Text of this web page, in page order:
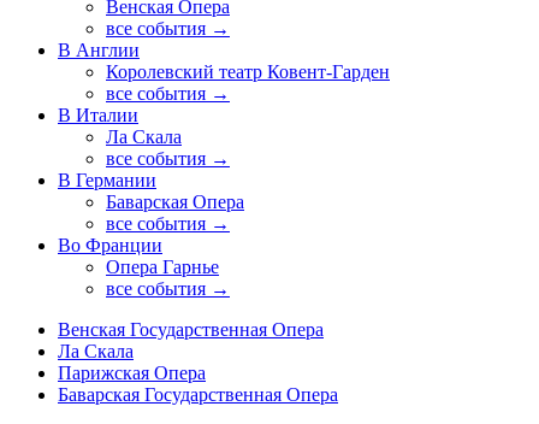
Венская Опера
все события →
В Англии
Королевский театр Ковент-Гарден
все события →
В Италии
Ла Скала
все события →
В Германии
Баварская Опера
все события →
Во Франции
Опера Гарнье
все события →
Венская Государственная Опера
Ла Скала
Парижская Опера
Баварская Государственная Опера